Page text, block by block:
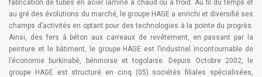
fabrication de tubes en acier laminé à chaud ou à froid. Au fil du temps et
au gré des évolutions du marché, le groupe HAGE a enrichi et diversifié ses
champs d’activités en optant pour des technologies à la pointe du progrès.
Ainsi, des fers à béton aux carreaux de revêtement, en passant par la
peinture et le bâtiment, le groupe HAGE est l’industriel incontournable de
l’économie burkinabè, béninoise et togolaise. Depuis Octobre 2002, le
groupe HAGE est structuré en cinq (05) sociétés filiales spécialisées,